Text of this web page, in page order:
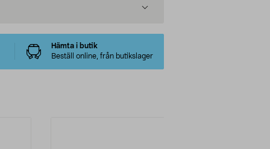
Hämta i butik
Beställ online, från butikslager